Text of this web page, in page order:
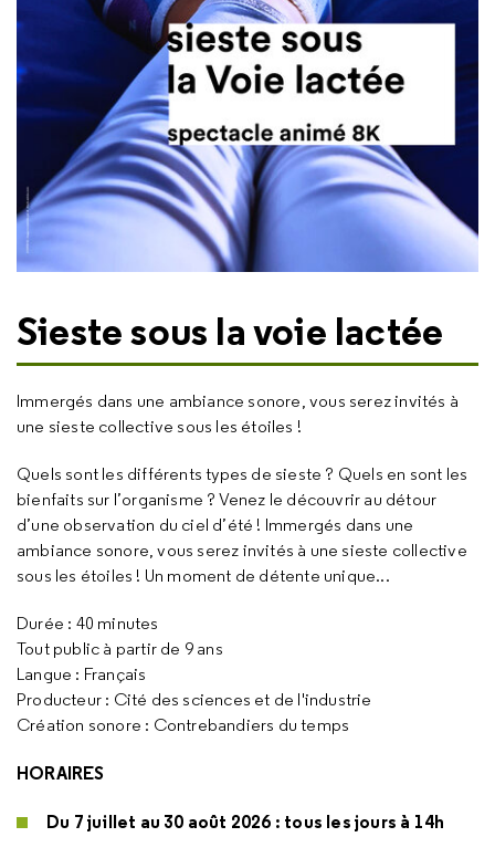
Sieste sous la voie lactée
Immergés dans une ambiance sonore, vous serez invités à
une sieste collective sous les étoiles !
Quels sont les différents types de sieste ? Quels en sont les
bienfaits sur l’organisme ? Venez le découvrir au détour
d’une observation du ciel d’été ! Immergés dans une
ambiance sonore, vous serez invités à une sieste collective
sous les étoiles ! Un moment de détente unique...
Durée : 40 minutes
Tout public à partir de 9 ans
Langue : Français
Producteur : Cité des sciences et de l'industrie
Création sonore : Contrebandiers du temps
HORAIRES
Du 7 juillet au 30 août 2026 : tous les jours à 14h